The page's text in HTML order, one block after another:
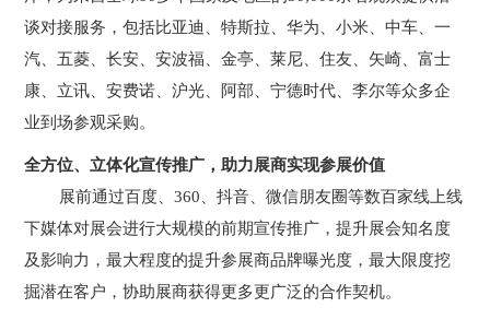
谈对接服务，包括比亚迪、特斯拉、华为、小米、中车、一
汽、五菱、长安、安波福、金亭、莱尼、住友、矢崎、富士
康、立讯、安费诺、沪光、阿部、宁德时代、李尔等众多企
业到场参观采购。
全方位、立体化宣传推广，助力展商实现参展价值
展前通过百度、360、抖音、微信朋友圈等数百家线上线
下媒体对展会进行大规模的前期宣传推广，提升展会知名度
及影响力，最大程度的提升参展商品牌曝光度，最大限度挖
掘潜在客户，协助展商获得更多更广泛的合作契机。